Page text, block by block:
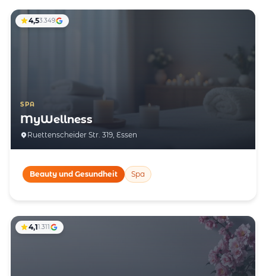
SPA
MyWellness
Ruettenscheider Str. 319, Essen
4,53.349
Beauty und Gesundheit Spa
4,11.311